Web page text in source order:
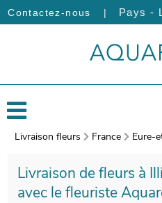
Contactez-nous | Pays -
Livraison fleurs France Eure-
Livraison de fleurs à
avec le fleuriste